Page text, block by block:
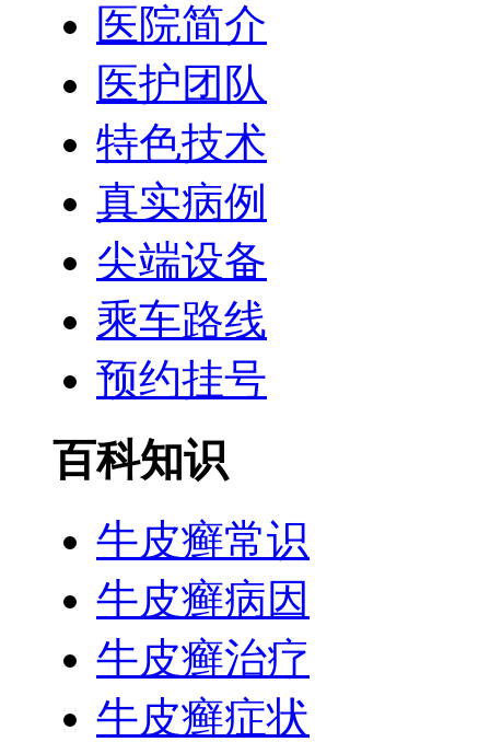
医院简介
医护团队
特色技术
真实病例
尖端设备
乘车路线
预约挂号
百科知识
牛皮癣常识
牛皮癣病因
牛皮癣治疗
牛皮癣症状